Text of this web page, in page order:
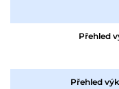
Přehled
Přehled